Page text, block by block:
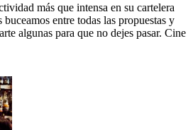
más que intensa en su cartelera
entre todas las propuestas y
algunas para que no dejes pasar. Cine